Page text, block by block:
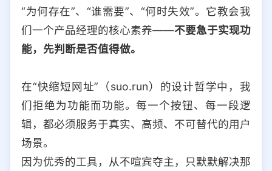
“为何存在”、“谁需要”、“何时失效”。它教会我
们一个产品经理的核心素养——不要急于实现功
能，先判断是否值得做。
在“快缩短网址”（suo.run）的设计哲学中，我
们拒绝为功能而功能。每一个按钮、每一段逻
辑，都必须服务于真实、高频、不可替代的用户
场景。
因为优秀的工具，从不喧宾夺主，只默默解决那